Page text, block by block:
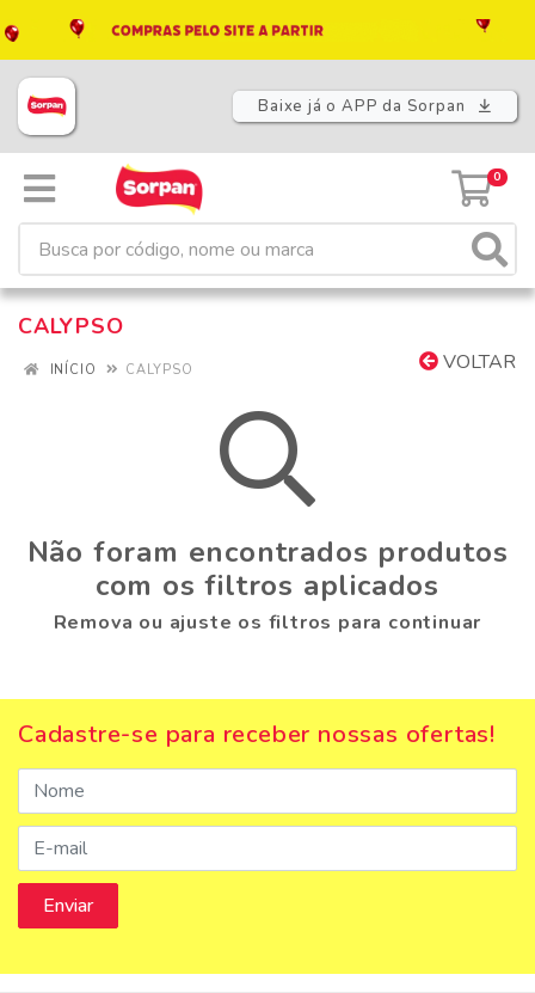
Baixe já o APP da Sorpan
0
CALYPSO
VOLTAR
INÍCIO CALYPSO
Não foram encontrados produtos
com os filtros aplicados
Remova ou ajuste os filtros para continuar
Cadastre-se para receber nossas ofertas!